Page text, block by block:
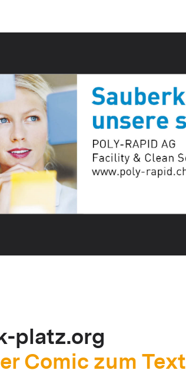
platz.org
Comic zum Text